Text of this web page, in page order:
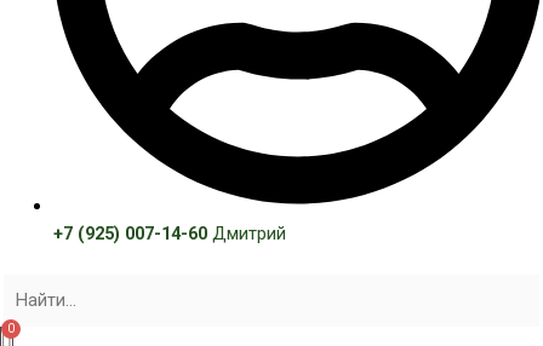
+7 (925) 007-14-60Дмитрий